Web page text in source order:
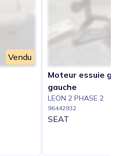
Vendu
Moteur essuie
gauche
LEON 2 PHASE 2
96442932
SEAT